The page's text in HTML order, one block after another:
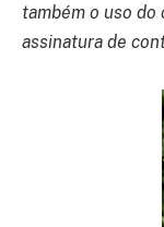
também o uso
assinatura de